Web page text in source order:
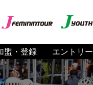
盟・登録 エントリー